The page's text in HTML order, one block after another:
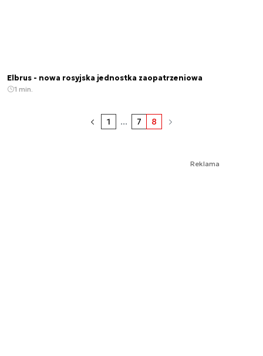
Elbrus - nowa rosyjska jednostka zaopatrzeniowa
1 min.
1 ... 7 8
Reklama